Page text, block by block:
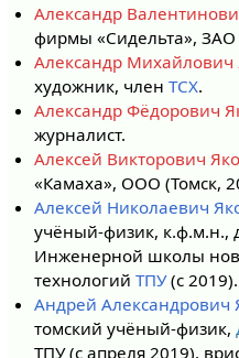
Александр
фирмы «Сидельта», ЗАО
Александр Михайлович
художник, членТСХ.
Александр Фёдорович
журналист.
Алексей Викторович
«Камаха», ООО (Томск,
Алексей Николаевич
учёный-физик, к.ф.м.н.,
Инженерной школы
технологийТПУ(с 2019).
Андрей Александрович
томский учёный-физик,
ТПУ (с апреля 2019),